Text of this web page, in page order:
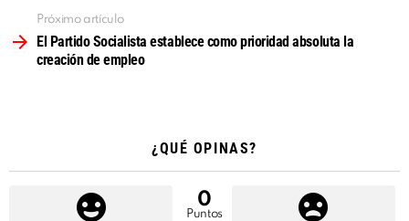
Próximo artículo
El Partido Socialista establece como prioridad absoluta la
creación de empleo
¿QUÉ OPINAS?
0
Puntos